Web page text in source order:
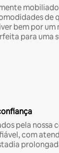
de
bem por um
para uma
pela nossa
com